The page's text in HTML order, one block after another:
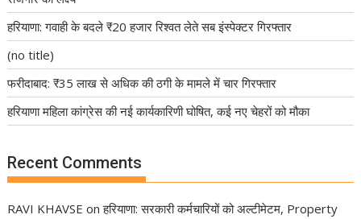
हरियाणा: गवाही के बदले ₹20 हजार रिश्वत लेते सब इंस्पेक्टर गिरफ्तार
(no title)
फरीदाबाद: ₹35 लाख से अधिक की ठगी के मामले में चार गिरफ्तार
हरियाणा महिला कांग्रेस की नई कार्यकारिणी घोषित, कई नए चेहरों को मौका
Recent Comments
RAVI KHAVSE onहरियाणा: सरकारी कर्मचारियों को अल्टीमेटम, Property